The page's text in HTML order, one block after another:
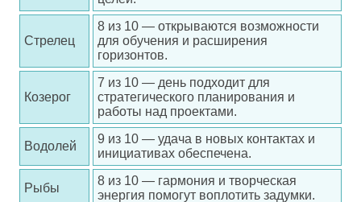
Стрелец
8 из 10 — открываются возможности
для обучения и расширения
горизонтов.
Козерог
7 из 10 — день подходит для
стратегического планирования и
работы над проектами.
Водолей
9 из 10 — удача в новых контактах и
инициативах обеспечена.
Рыбы
8 из 10 — гармония и творческая
энергия помогут воплотить задумки.